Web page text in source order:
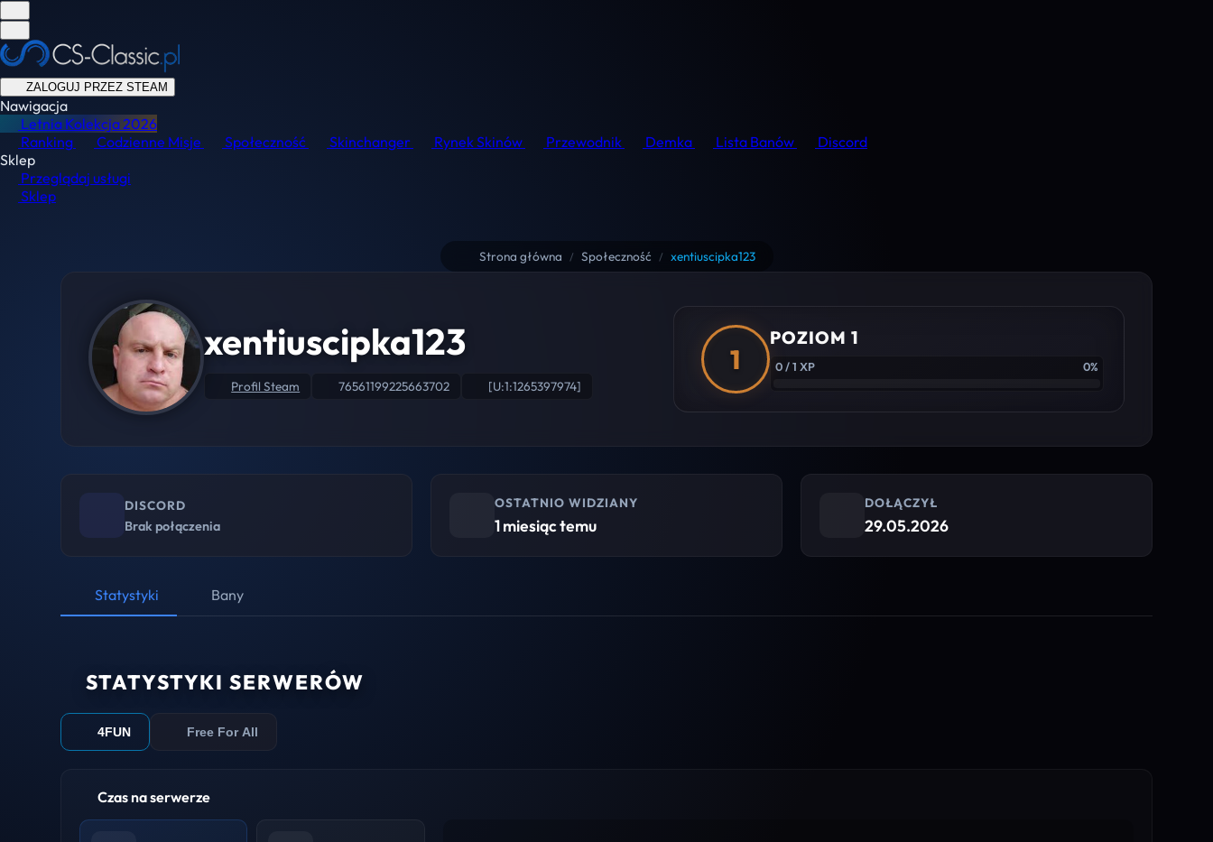
ZALOGUJ PRZEZ STEAM
Nawigacja
Letnia Kolekcja2026
Ranking
Codzienne Misje Społeczność Skinchanger Rynek Skinów Przewodnik Demka Lista Banów
Discord
Sklep
Przeglądaj usługi
Sklep
Strona główna / Społeczność / xentiuscipka123
xentiuscipka123
Profil Steam 76561199225663702 [U:1:1265397974]
1
POZIOM 1
0 / 1 XP 0%
DISCORD
Brak połączenia
OSTATNIO WIDZIANY
1 miesiąc temu
DOŁĄCZYŁ
29.05.2026
Statystyki Bany
STATYSTYKI SERWERÓW
4FUN Free For All
Czas na serwerze